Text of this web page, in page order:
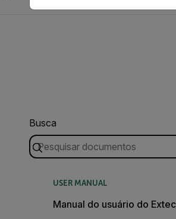
Busca
USER MANUAL
Manual do usuário do